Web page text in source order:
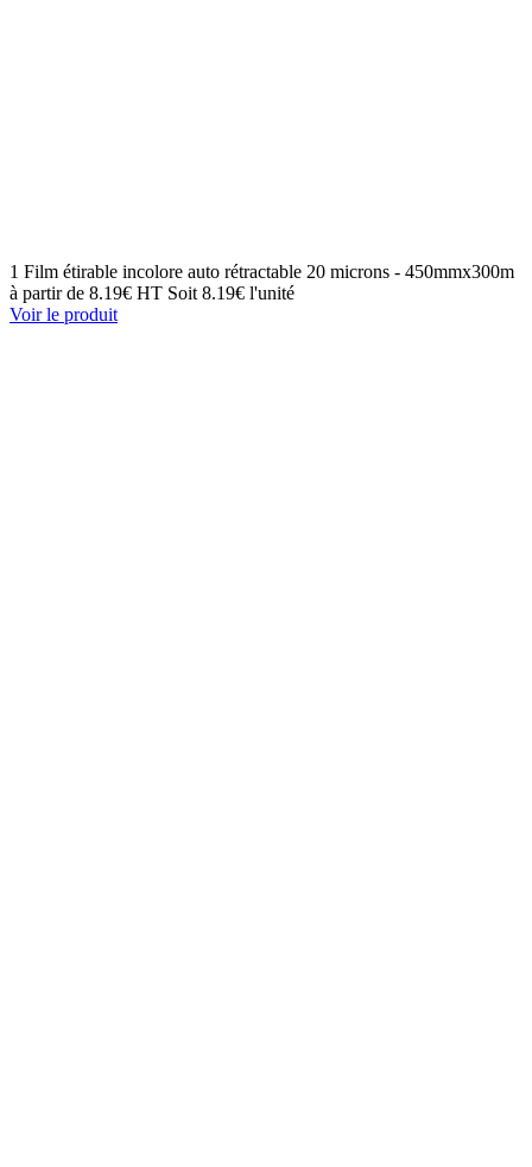
1 Film étirable incolore auto rétractable 20 microns - 450mmx300m
à partir de 8.19€ HT Soit 8.19€ l'unité
Voir le produit